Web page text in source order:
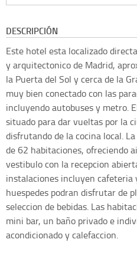
DESCRIPCIÓN
Este hotel esta localizado
y arquitectonico de Madrid,
la Puerta del Sol y cerca de la
muy bien conectado con las
incluyendo autobuses y metro.
situado para dar vueltas por la
disfrutando de la cocina local.
de 62 habitaciones, ofreciendo
vestibulo con la recepcion
instalaciones incluyen
huespedes podran disfrutar de
seleccion de bebidas. Las
mini bar, un baño privado e
acondicionado y calefaccion.